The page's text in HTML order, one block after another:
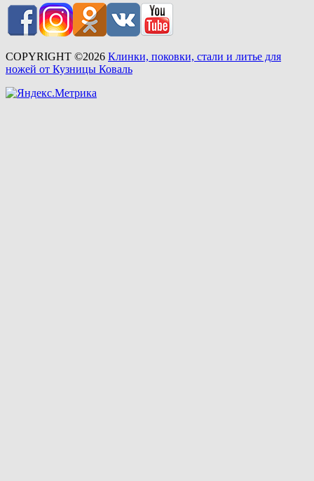
COPYRIGHT ©2026 Клинки, поковки, стали и литье для
ножей от Кузницы Коваль